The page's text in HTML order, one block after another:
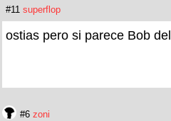
#11 superflop
ostias pero si parece Bob
#6 zoni